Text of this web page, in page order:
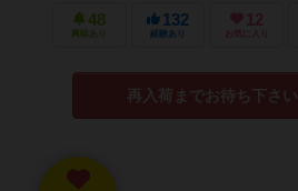
48
興味あり
132
経験あり
12
お気に入り
再入荷までお待ち下さい